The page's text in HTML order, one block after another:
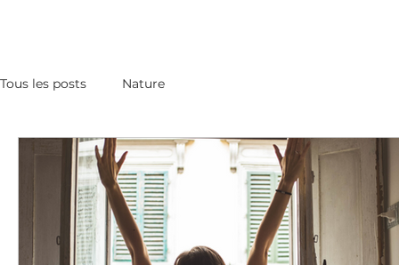
Tous les posts Nature